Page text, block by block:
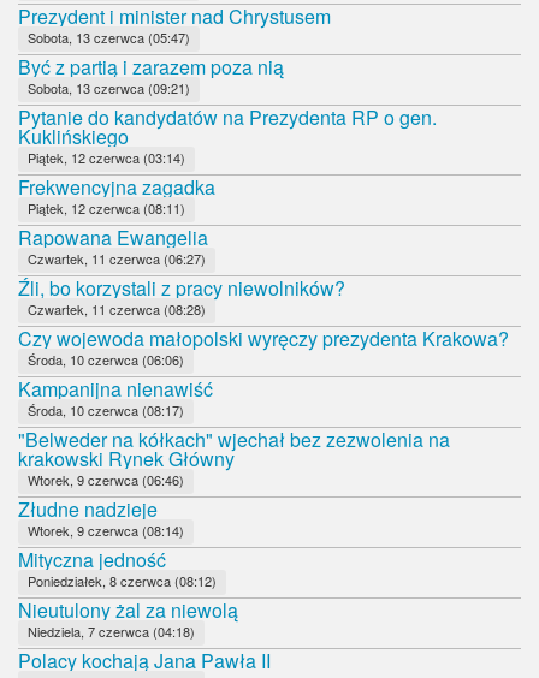
Prezydent i minister nad Chrystusem
Sobota, 13 czerwca (05:47)
Być z partią i zarazem poza nią
Sobota, 13 czerwca (09:21)
Pytanie do kandydatów na Prezydenta RP o gen.
Kuklińskiego
Piątek, 12 czerwca (03:14)
Frekwencyjna zagadka
Piątek, 12 czerwca (08:11)
Rapowana Ewangelia
Czwartek, 11 czerwca (06:27)
Źli, bo korzystali z pracy niewolników?
Czwartek, 11 czerwca (08:28)
Czy wojewoda małopolski wyręczy prezydenta Krakowa?
Środa, 10 czerwca (06:06)
Kampanijna nienawiść
Środa, 10 czerwca (08:17)
"Belweder na kółkach" wjechał bez zezwolenia na
krakowski Rynek Główny
Wtorek, 9 czerwca (06:46)
Złudne nadzieje
Wtorek, 9 czerwca (08:14)
Mityczna jedność
Poniedziałek, 8 czerwca (08:12)
Nieutulony żal za niewolą
Niedziela, 7 czerwca (04:18)
Polacy kochają Jana Pawła II